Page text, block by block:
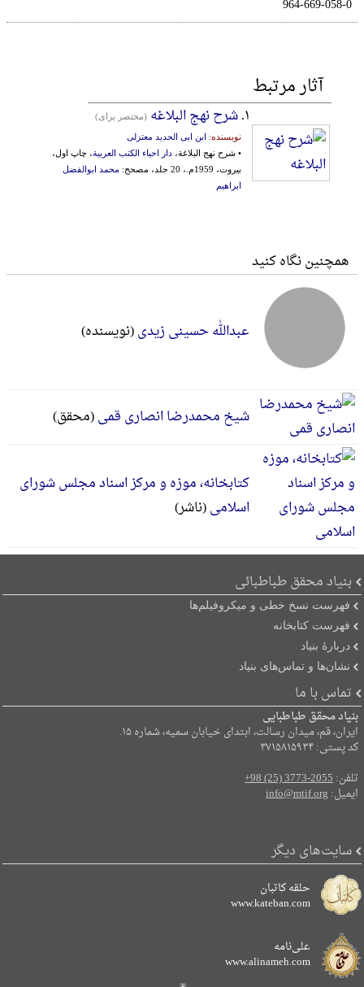
‏‫‬‭964-669-058-0
آثار مرتبط
۱. شرح نهج البلاغه (مختصر برای)
نویسنده:
ابن ابی الحدید معتزلی
• شرح نهج البلاغة، دار احیاء الکتب العربیة، چاپ اول،
بیروت، 1959م.، 20 جلد، مصحح:
محمد ابوالفضل
ابراهیم
همچنین نگاه کنید
عبدالله حسینی زیدی(نویسنده)
شیخ محمدرضا انصاری قمی(محقق)
کتابخانه، موزه و مرکز اسناد مجلس شورای
اسلامی(ناشر)
بنیاد محقق طباطبائی
فهرست نسخ خطی و میکروفیلم‌ها
فهرست کتابخانه
دربارۀ بنیاد
نشان‌ها و تماس‌های بنیاد
تماس با ما
بنیاد محقق طباطبایی
ایران، قم، میدان رسالت، ابتدای خیابان سمیه، شماره ۱۵.
کد پستی: ۳۷۱۵۸۱۵۹۳۴
تلفن:+98 (25) 3773-2055
ایمیل:info@mtif.org
سایت‌های دیگر
حلقه کاتبان
www.kateban.com
علی‌نامه
www.alinameh.com